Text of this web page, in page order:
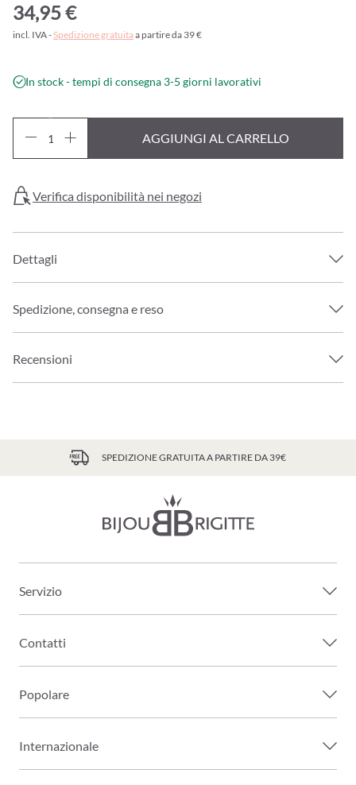
34,95 €
incl. IVA - Spedizione gratuitaa partire da 39 €
In stock - tempi di consegna 3-5 giorni lavorativi
AGGIUNGI AL CARRELLO
Verifica disponibilità nei negozi
Dettagli
Spedizione, consegna e reso
Recensioni
SPEDIZIONE GRATUITA A PARTIRE DA 39€
Servizio
Contatti
Popolare
Internazionale